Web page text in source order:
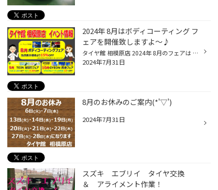
2024年 8月はボディコーティング フ
ェアを開催致しますよ～♪
タイヤ館 相模原店 2024年 8月のフェアは ボディ コーティング フェアを開催致します♪ 毎年、日差しが強くなっています！！((+_+)) 愛車のボディにも多くの負担が降り注ぎます！ 今年の夏も愛車をキレイに保つためにもボディコーティングは 必須ですよね～(''◇'')ゞ 人と同様に愛車も夏対策をしてあ...
2024年7月31日
8月のお休みのご案内(*'▽')
2024年7月31日
スズキ エブリイ タイヤ交換
＆ アライメント作業！